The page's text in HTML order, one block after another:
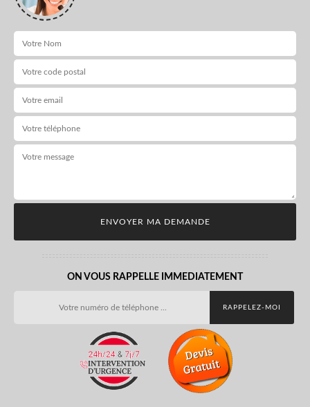
ON VOUS RAPPELLE IMMEDIATEMENT